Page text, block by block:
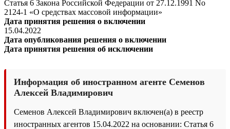
Статья 6 Закона Российской Федерации от 27.12.1991 No
2124-1 «О средствах массовой информации»
Дата принятия решения о включении
15.04.2022
Дата опубликования решения о включении
Дата принятия решения об исключении
Информация об иностранном агенте Семенов
Алексей Владимирович
Семенов Алексей Владимирович включен(а) в реестр
иностранных агентов 15.04.2022 на основании: Статья 6